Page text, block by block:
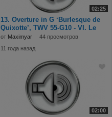
02:25
13. Overture in G ‘Burlesque de
Quixotte’, TWV 55-G10 - VI. Le
Galope
от Maximyar
44 просмотров
11 года назад
02:00